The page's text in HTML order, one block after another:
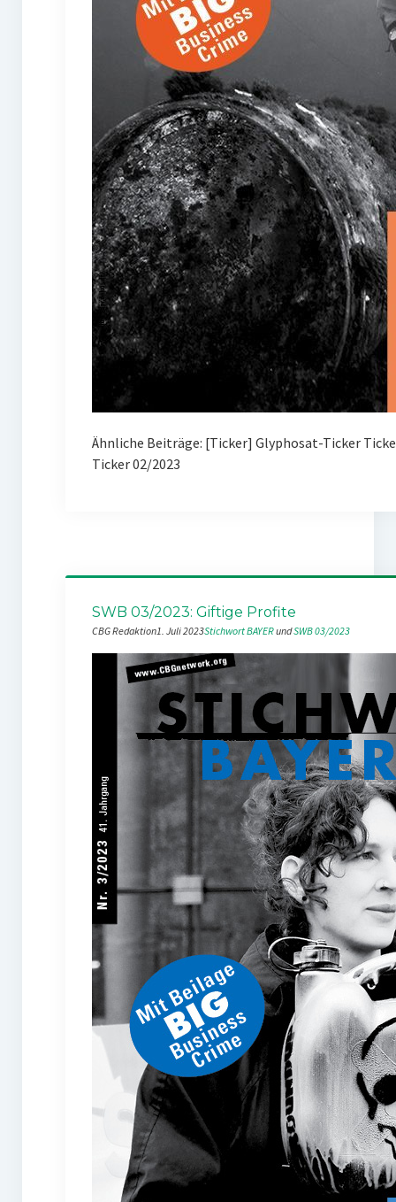
Ähnliche Beiträge: [Ticker] Glyphosat-Ticker
Ticker 02/2023
SWB 03/2023: Giftige Profite
CBG Redaktion1. Juli 2023Stichwort BAYER und SWB 03/2023